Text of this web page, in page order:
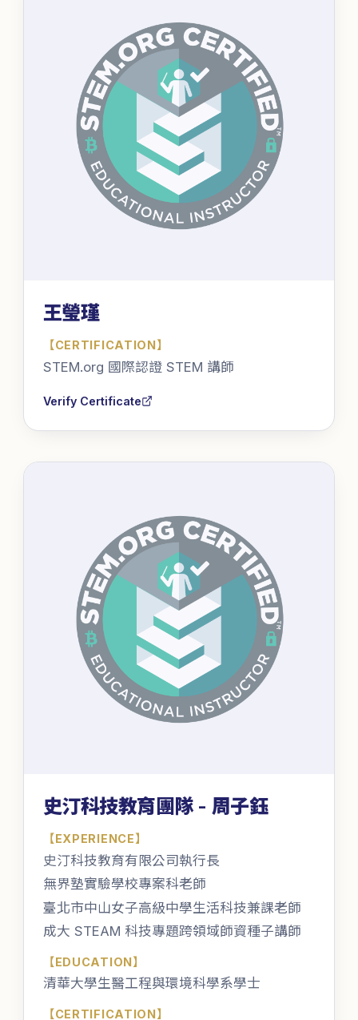
王瑩瑾
【CERTIFICATION】
STEM.org 國際認證 STEM 講師
Verify Certificate
史汀科技教育團隊 - 周子鈺
【EXPERIENCE】
史汀科技教育有限公司執行長
無界塾實驗學校專案科老師
臺北市中山女子高級中學生活科技兼課老師
成大 STEAM 科技專題跨領域師資種子講師
【EDUCATION】
清華大學生醫工程與環境科學系學士
【CERTIFICATION】